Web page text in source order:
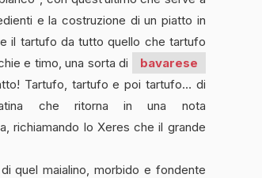
e la costruzione di un piatto in
il tartufo da tutto quello che tartufo
e timo, una sorta di
bavarese
Tartufo, tartufo e poi tartufo… di
che ritorna in una nota
richiamando lo Xeres che il grande
quel maialino, morbido e fondente